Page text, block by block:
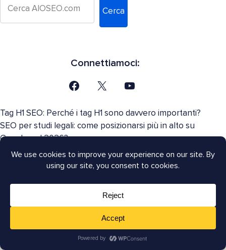
Cerca
Connettiamoci:
Tag H1 SEO: Perché i tag H1 sono davvero importanti?
SEO per studi legali: come posizionarsi più in alto su
Google nel 2026?
Rifacimento della ricerca AI di Google: cosa devono
sapere i proprietari dei siti